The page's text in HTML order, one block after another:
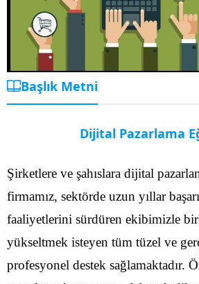
Başlık Metni
Dijital Pazarlama
Şirketlere ve şahıslara dijital
firmamız, sektörde uzun yıllar
faaliyetlerini sürdüren ekibimizle
yükseltmek isteyen tüm tüzel ve
profesyonel destek sağlamaktadır.